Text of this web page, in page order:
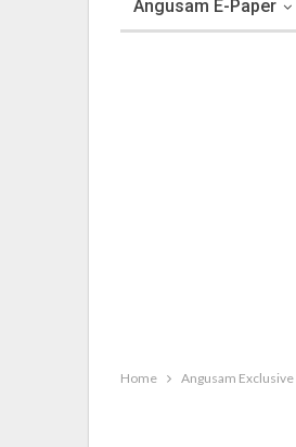
Angusam E-Paper
Home Angusam Exclusive